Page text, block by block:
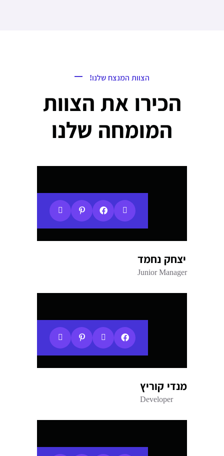
הצוות המנצח שלנו!
הכירו את הצוות
המומחה שלנו
יצחק נחמד
Junior Manager
מנדי קוריץ
Developer